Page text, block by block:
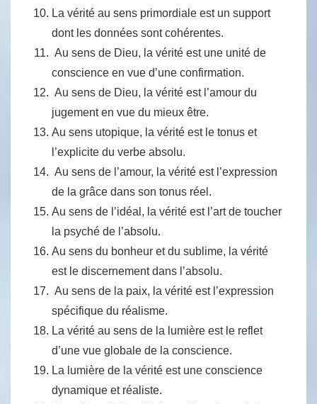
La vérité au sens primordiale est un support
dont les données sont cohérentes.
Au sens de Dieu, la vérité est une unité de
conscience en vue d’une confirmation.
Au sens de Dieu, la vérité est l’amour du
jugement en vue du mieux être.
Au sens utopique, la vérité est le tonus et
l’explicite du verbe absolu.
Au sens de l’amour, la vérité est l’expression
de la grâce dans son tonus réel.
Au sens de l’idéal, la vérité est l’art de toucher
la psyché de l’absolu.
Au sens du bonheur et du sublime, la vérité
est le discernement dans l’absolu.
Au sens de la paix, la vérité est l’expression
spécifique du réalisme.
La vérité au sens de la lumière est le reflet
d’une vue globale de la conscience.
La lumière de la vérité est une conscience
dynamique et réaliste.